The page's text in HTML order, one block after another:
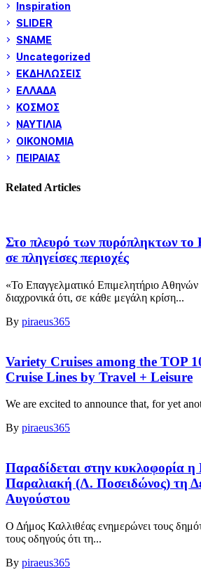
Inspiration
SLIDER
SNAME
Uncategorized
ΕΚΔΗΛΩΣΕΙΣ
ΕΛΛΑΔΑ
ΚΟΣΜΟΣ
ΝΑΥΤΙΛΙΑ
ΟΙΚΟΝΟΜΙΑ
ΠΕΙΡΑΙΑΣ
Related Articles
Στο πλευρό των πυρόπληκτων
σε πληγείσες περιοχές
«Το Επαγγελματικό Επιμελητήριο Αθηνών
διαχρονικά ότι, σε κάθε μεγάλη κρίση...
By piraeus365
Variety Cruises among the TOP
Cruise Lines by Travel + Leisure
We are excited to announce that, for yet
By piraeus365
Παραδίδεται στην κυκλοφορία
Παραλιακή (Λ. Ποσειδώνος) τη
Αυγούστου
Ο Δήμος Καλλιθέας ενημερώνει τους
τους οδηγούς ότι τη...
By piraeus365